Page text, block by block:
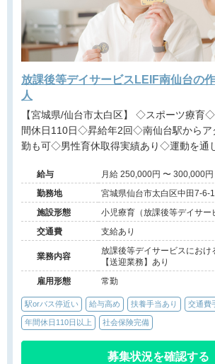
放課後等デイサービスLEIF南仙台の
人
【宮城県/仙台市太白区】 ◇スポーツ療育◇大手法人運営◇年
間休日110日◇昇給年2回◇南仙台駅からア
勤も可◇男性育休取得実績あり◇運動を通
給与
月給 250,000円 〜 300,000円
勤務地
宮城県仙台市太白区中田7-6-
ション3号室
施設形態
小児療育（放課後等デイサー
交通費
支給あり
業務内容
放課後等デイサービスにおけ
【送迎業務】あり
雇用形態
常勤
駅orバス停近い 給与高め 扶養手当あり 交通費
年間休日110日以上 社会保険完備
募集状況を確認する